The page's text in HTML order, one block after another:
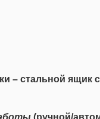
– стальной ящик
(ручной/